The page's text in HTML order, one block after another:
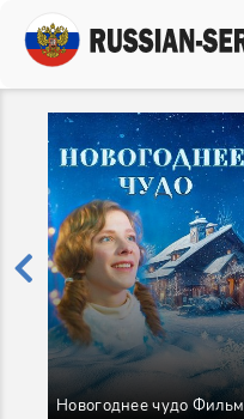
Новогоднее чудо Фильм